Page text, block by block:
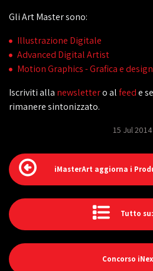
Gli Art Master sono:
Illustrazione Digitale
Advanced Digital Artist
Motion Graphics - Grafica e
Iscriviti alla newslettero alfeede
rimanere sintonizzato.
15 Jul 2014
iMasterArt aggiorna i
Tutto
Concorso